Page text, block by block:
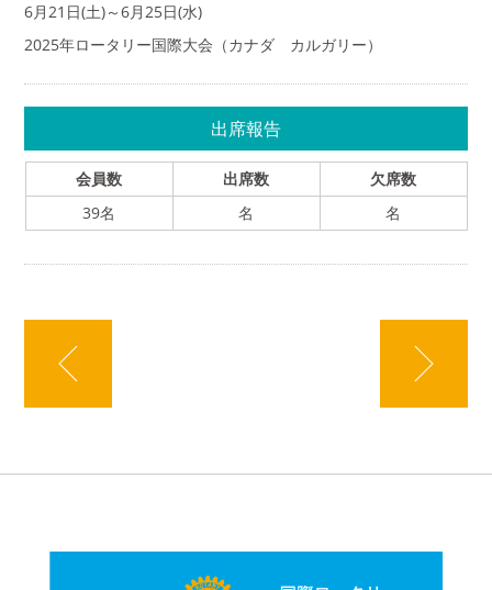
6月21日(土)～6月25日(水)
2025年ロータリー国際大会（カナダ カルガリー）
出席報告
会員数 出席数
欠席数
39名
名 名